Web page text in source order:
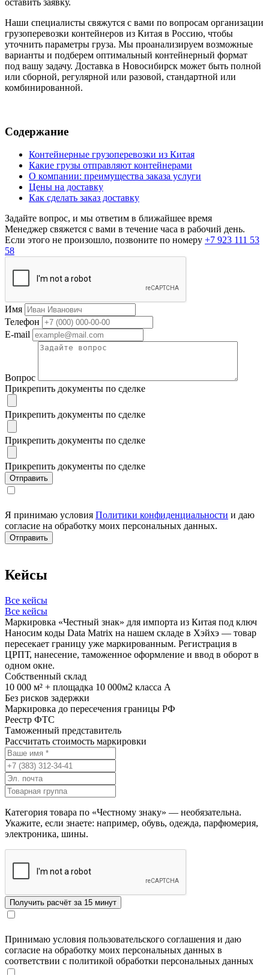
оставить заявку.
Наши специалисты свяжутся с вами по вопросам организации
грузоперевозки контейнеров из Китая в Россию, чтобы
уточнить параметры груза. Мы проанализируем возможные
варианты и подберем оптимальный контейнерный формат
под вашу задачу. Доставка в Новосибирск может быть полной
или сборной, регулярной или разовой, стандартной или
комбинированной.
Содержание
Контейнерные грузоперевозки из Китая
Какие грузы отправляют контейнерами
О компании: преимущества заказа услуги
Цены на доставку
Как сделать заказ доставку
Задайте вопрос, и мы ответим в ближайшее время
Менеджер свяжется с вами в течение часа в рабочий день.
Если этого не произошло, позвоните по номеру +7 923 111 53
58
Имя
Телефон
E-mail
Вопрос
Прикрепить документы по сделке
Прикрепить документы по сделке
Прикрепить документы по сделке
Прикрепить документы по сделке
Я принимаю условия Политики конфиденциальности и даю
согласие на обработку моих персональных данных.
Кейсы
Все кейсы
Все кейсы
Маркировка «Честный знак» для импорта из Китая под ключ
Наносим коды Data Matrix на нашем складе в Хэйхэ — товар
пересекает границу уже маркированным. Регистрация в
ЦРПТ, нанесение, таможенное оформление и ввод в оборот в
одном окне.
Собственный склад
10 000 м² + площадка 10 000м2 класса А
Без рисков задержки
Маркировка до пересечения границы РФ
Реестр ФТС
Таможенный представитель
Рассчитать стоимость маркировки
Категория товара по «Честному знаку» — необязательна.
Укажите, если знаете: например, обувь, одежда, парфюмерия,
электроника, шины.
Принимаю условия пользовательского соглашения и даю
согласие на обработку моих персональных данных в
соответствии с политикой обработки персональных данных